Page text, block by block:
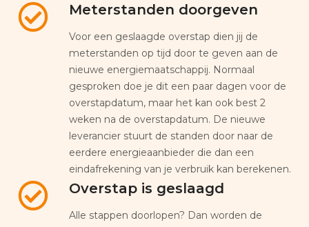
Meterstanden doorgeven
Voor een geslaagde overstap dien jij de
meterstanden op tijd door te geven aan de
nieuwe energiemaatschappij. Normaal
gesproken doe je dit een paar dagen voor de
overstapdatum, maar het kan ook best 2
weken na de overstapdatum. De nieuwe
leverancier stuurt de standen door naar de
eerdere energieaanbieder die dan een
eindafrekening van je verbruik kan berekenen.
Overstap is geslaagd
Alle stappen doorlopen? Dan worden de